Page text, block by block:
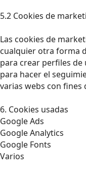
5.2 Cookies de
Las cookies de
cualquier otra forma
para crear perfiles
para hacer el
varias webs con
6. Cookies usadas
Google Ads
Google Analytics
Google Fonts
Varios